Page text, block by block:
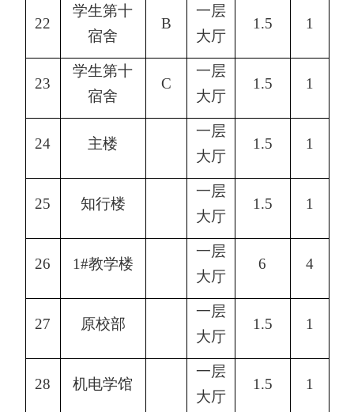
22
学生第十
宿舍
B
一层
大厅
1.5 1
23
学生第十
宿舍
C
一层
大厅
1.5 1
24 主楼
一层
大厅
1.5 1
25 知行楼
一层
大厅
1.5 1
26 1#教学楼
一层
大厅
6 4
27 原校部
一层
大厅
1.5 1
28 机电学馆
一层
大厅
1.5 1